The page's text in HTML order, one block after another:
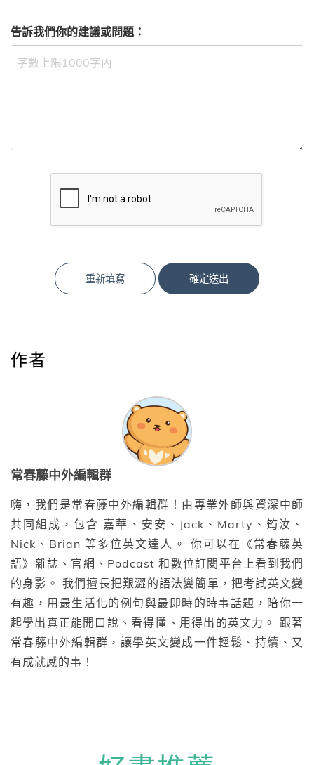
告訴我們你的建議或問題：
重新填寫 確定送出
作者
常春藤中外編輯群
嗨，我們是常春藤中外編輯群！由專業外師與資深中師
共同組成，包含 嘉華、安安、Jack、Marty、筠汝、
Nick、Brian 等多位英文達人。 你可以在《常春藤英
語》雜誌、官網、Podcast 和數位訂閱平台上看到我們
的身影。 我們擅長把艱澀的語法變簡單，把考試英文變
有趣，用最生活化的例句與最即時的時事話題，陪你一
起學出真正能開口說、看得懂、用得出的英文力。 跟著
常春藤中外編輯群，讓學英文變成一件輕鬆、持續、又
有成就感的事！